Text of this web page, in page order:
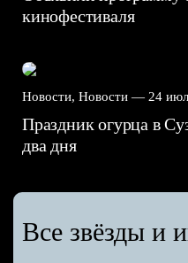
кинофестиваля
Новости, Новости — 24
Праздник огурца в
два дня
Все звёзды и